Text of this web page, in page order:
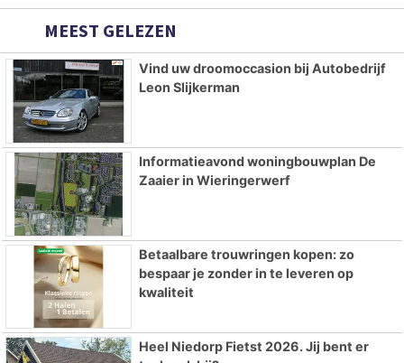
MEEST GELEZEN
Vind uw droomoccasion bij Autobedrijf
Leon Slijkerman
Informatieavond woningbouwplan De
Zaaier in Wieringerwerf
Betaalbare trouwringen kopen: zo
bespaar je zonder in te leveren op
kwaliteit
Heel Niedorp Fietst 2026. Jij bent er